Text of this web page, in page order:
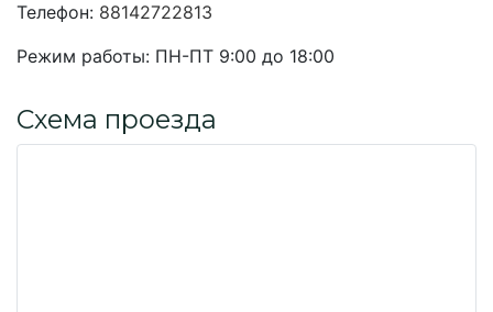
Телефон: 88142722813
Режим работы: ПН-ПТ 9:00 до 18:00
Схема проезда